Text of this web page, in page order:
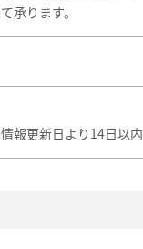
承ります。
報更新日より14日以内